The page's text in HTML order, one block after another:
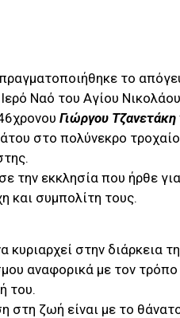
το
Ναό του Αγίου
Γιώργου Τζανετάκη
στο πολύνεκρο
την εκκλησία που ήρθε
και συμπολίτη τους.
στην διάρκεια
αναφορικά με τον
του.
στη ζωή είναι με το